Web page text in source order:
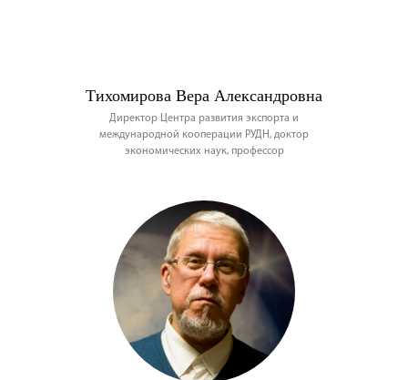
Тихомирова Вера Александровна
Директор Центра развития экспорта и
международной кооперации РУДН, доктор
экономических наук, профессор